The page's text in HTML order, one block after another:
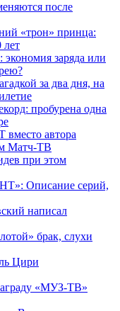
после
«трон» принца:
лет
заряда или
за два дня, на
пробурена одна
вместо автора
Матч-ТВ
при этом
Описание серий,
написал
брак, слухи
Цири
«МУЗ-ТВ»